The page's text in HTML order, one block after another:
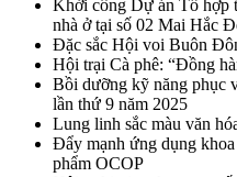
Khởi công Dự án Tổ hợp
nhà ở tại số 02 Mai Hắc
Đặc sắc Hội voi Buôn
Hội trại Cà phê: “Đồng
Bồi dưỡng kỹ năng phục
lần thứ 9 năm 2025
Lung linh sắc màu văn
Đẩy mạnh ứng dụng
phẩm OCOP